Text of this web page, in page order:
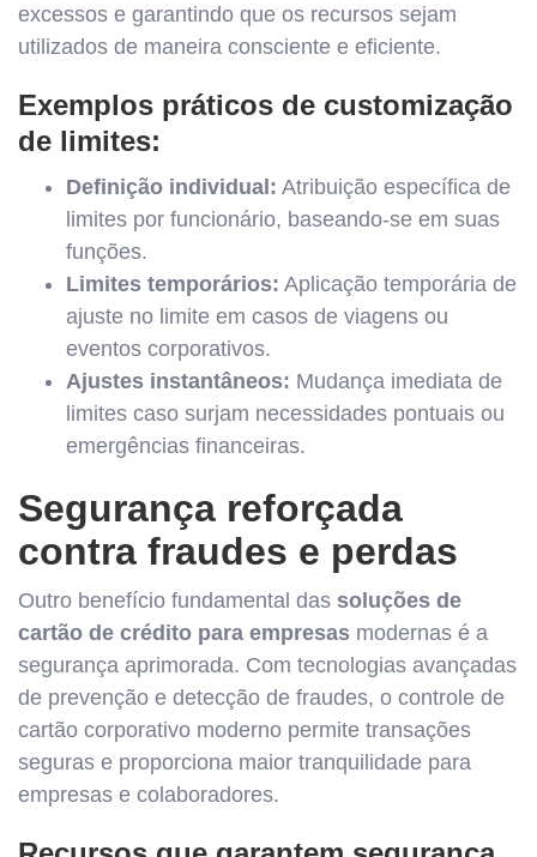
excessos e garantindo que os recursos sejam
utilizados de maneira consciente e eficiente.
Exemplos práticos de customização
de limites:
Definição individual: Atribuição específica de
limites por funcionário, baseando-se em suas
funções.
Limites temporários: Aplicação temporária de
ajuste no limite em casos de viagens ou
eventos corporativos.
Ajustes instantâneos: Mudança imediata de
limites caso surjam necessidades pontuais ou
emergências financeiras.
Segurança reforçada
contra fraudes e perdas
Outro benefício fundamental das soluções de
cartão de crédito para empresas modernas é a
segurança aprimorada. Com tecnologias avançadas
de prevenção e detecção de fraudes, o controle de
cartão corporativo moderno permite transações
seguras e proporciona maior tranquilidade para
empresas e colaboradores.